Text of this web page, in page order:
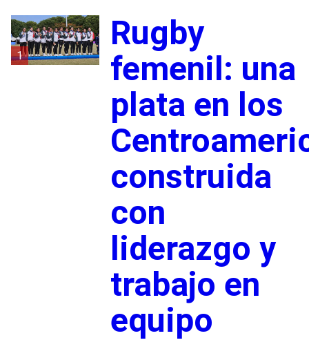
1
Rugby
femenil: una
plata en los
construida
con
liderazgo y
trabajo en
equipo